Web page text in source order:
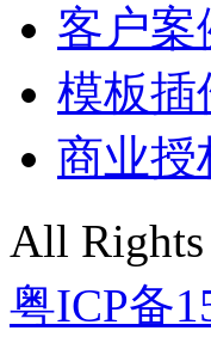
客户案
模板插
商业授
All
粤ICP备